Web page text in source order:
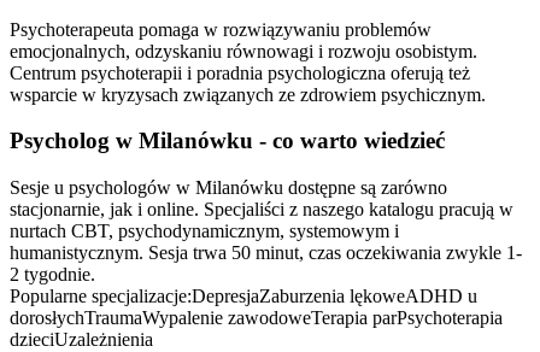
Psychoterapeuta pomaga w rozwiązywaniu problemów
emocjonalnych, odzyskaniu równowagi i rozwoju osobistym.
Centrum psychoterapii i poradnia psychologiczna oferują też
wsparcie w kryzysach związanych ze zdrowiem psychicznym.
Psycholog w Milanówku - co warto wiedzieć
Sesje u psychologów w Milanówku dostępne są zarówno
stacjonarnie, jak i online. Specjaliści z naszego katalogu pracują w
nurtach CBT, psychodynamicznym, systemowym i
humanistycznym. Sesja trwa 50 minut, czas oczekiwania zwykle 1-
2 tygodnie.
Popularne specjalizacje:DepresjaZaburzenia lękoweADHD u
dorosłychTraumaWypalenie zawodoweTerapia parPsychoterapia
dzieciUzależnienia